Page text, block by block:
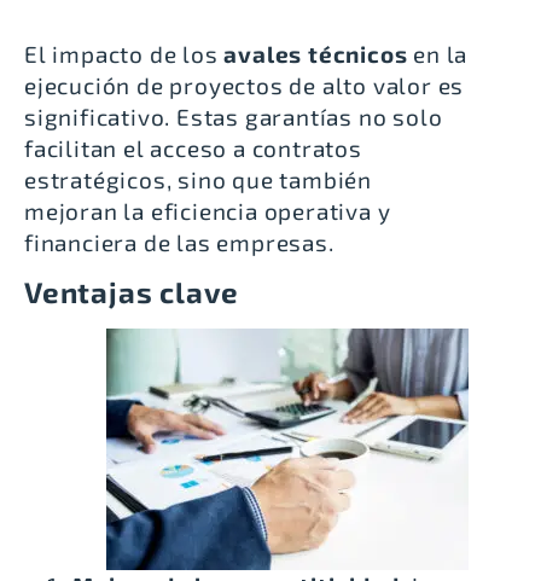
El impacto de losavales técnicos en la
ejecución de proyectos de alto valor es
significativo. Estas garantías no solo
facilitan el acceso a contratos
estratégicos, sino que también
mejoran la eficiencia operativa y
financiera de las empresas.
Ventajas clave